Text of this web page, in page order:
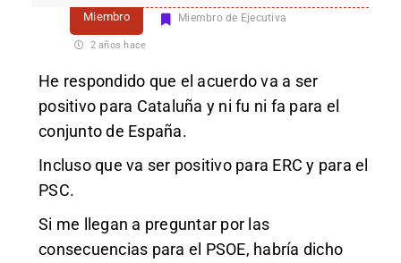
Miembro Miembro de Ejecutiva
2 años hace
He respondido que el acuerdo va a ser
positivo para Cataluña y ni fu ni fa para el
conjunto de España.
Incluso que va ser positivo para ERC y para el
PSC.
Si me llegan a preguntar por las
consecuencias para el PSOE, habría dicho